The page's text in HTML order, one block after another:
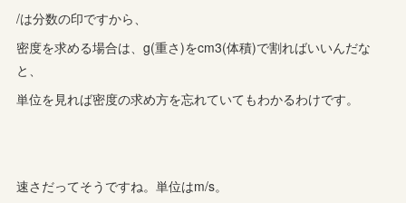
/は分数の印ですから、
密度を求める場合は、g(重さ)をcm3(体積)で割ればいいんだな
と、
単位を見れば密度の求め方を忘れていてもわかるわけです。
速さだってそうですね。単位はm/s。